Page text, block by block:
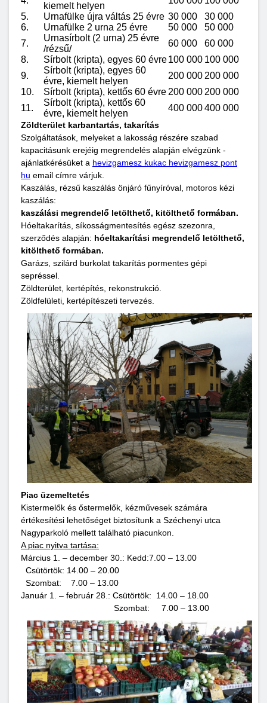
kiemelt helyen
5.
Urnafülke újra váltás 25 évre 30 000
30 000
6.
Urnafülke 2 urna 25 évre 50 000
50 000
7.
Urnasírbolt (2 urna) 25 évre
/rézsű/
60 000
60 000
8.
Sírbolt (kripta), egyes 60 évre100 000 100 000
9.
Sírbolt (kripta), egyes 60
évre, kiemelt helyen
200 000 200 000
10.
Sírbolt (kripta), kettős 60 évre 200 000 200 000
11.
Sírbolt (kripta), kettős 60
évre, kiemelt helyen
400 000400 000
Zöldterület karbantartás, takarítás
Szolgáltatások, melyeket a lakosság részére szabad
kapacitásunk erejéig megrendelés alapján elvégzünk -
ajánlatkérésüket a hevizgamesz kukac hevizgamesz pont
hu email címre várjuk.
Kaszálás, rézsű kaszálás önjáró fűnyíróval, motoros kézi
kaszálás:
kaszálási megrendelő letölthető, kitölthető formában.
Hóeltakarítás, síkosságmentesítés egész szezonra,
szerződés alapján: hóeltakarítási megrendelő letölthető,
kitölthető formában.
Garázs, szilárd burkolat takarítás pormentes gépi
sepréssel.
Zöldterület, kertépítés, rekonstrukció.
Zöldfelületi, kertépítészeti tervezés.
Piac üzemeltetés
Kistermelők és őstermelők, kézművesek számára
értékesítési lehetőséget biztosítunk a Széchenyi utca
Nagyparkoló mellett található piacunkon.
A piac nyitva tartása:
Március 1. – december 30.: Kedd:7.00 – 13.00
Csütörtök: 14.00 – 20.00
Szombat: 7.00 – 13.00
Január 1. – február 28.: Csütörtök: 14.00 – 18.00
Szombat: 7.00 – 13.00